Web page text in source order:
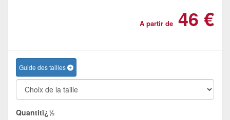
A partir de 46 €
Guide des tailles
Quantitï¿½